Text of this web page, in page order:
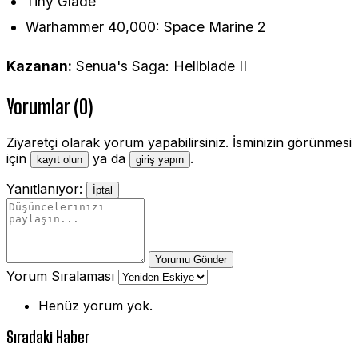
Warhammer 40,000: Space Marine 2
Kazanan: Senua's Saga: Hellblade II
Yorumlar (0)
Ziyaretçi olarak yorum yapabilirsiniz. İsminizin görünmesi
için
kayıt olun ya da giriş yapın .
Yanıtlanıyor:
İptal
Yorumu Gönder
Yorum Sıralaması
Henüz yorum yok.
Sıradaki Haber